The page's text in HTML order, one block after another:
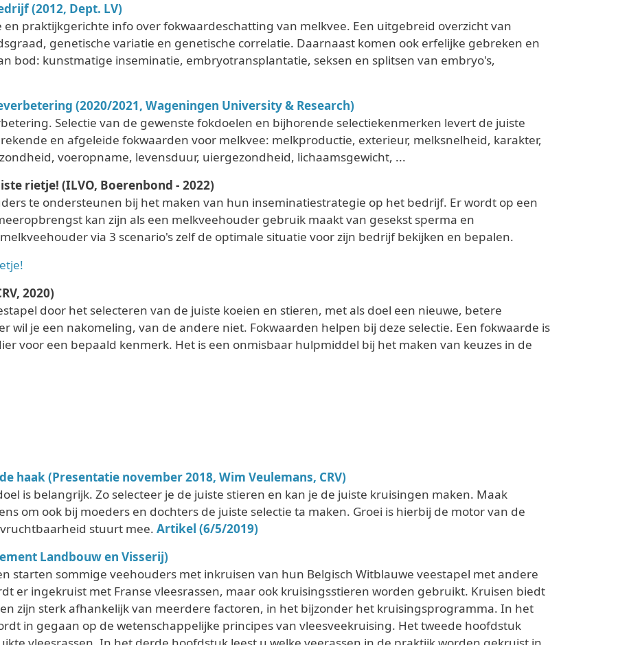
(2012, Dept. LV)
praktijkgerichte info over fokwaardeschatting van melkvee. Een uitgebreid overzicht van
genetische variatie en genetische correlatie. Daarnaast komen ook erfelijke gebreken en
bod: kunstmatige inseminatie, embryotransplantatie, seksen en splitsen van embryo's,
(2020/2021, Wageningen University & Research)
Selectie van de gewenste fokdoelen en bijhorende selectiekenmerken levert de juiste
en afgeleide fokwaarden voor melkvee: melkproductie, exterieur, melksnelheid, karakter,
voeropname, levensduur, uiergezondheid, lichaamsgewicht, ...
rietje! (ILVO, Boerenbond - 2022)
te ondersteunen bij het maken van hun inseminatiestrategie op het bedrijf. Er wordt op een
kan zijn als een melkveehouder gebruik maakt van gesekst sperma en
via 3 scenario's zelf de optimale situatie voor zijn bedrijf bekijken en bepalen.
2020)
door het selecteren van de juiste koeien en stieren, met als doel een nieuwe, betere
wil je een nakomeling, van de andere niet. Fokwaarden helpen bij deze selectie. Een fokwaarde is
voor een bepaald kenmerk. Het is een onmisbaar hulpmiddel bij het maken van keuzes in de
haak (Presentatie november 2018, Wim Veulemans, CRV)
is belangrijk. Zo selecteer je de juiste stieren en kan je de juiste kruisingen maken. Maak
om ook bij moeders en dochters de juiste selectie ta maken. Groei is hierbij de motor van de
stuurt mee. Artikel (6/5/2019)
Landbouw en Visserij)
starten sommige veehouders met inkruisen van hun Belgisch Witblauwe veestapel met andere
er ingekruist met Franse vleesrassen, maar ook kruisingsstieren worden gebruikt. Kruisen biedt
zijn sterk afhankelijk van meerdere factoren, in het bijzonder het kruisingsprogramma. In het
in gegaan op de wetenschappelijke principes van vleesveekruising. Het tweede hoofdstuk